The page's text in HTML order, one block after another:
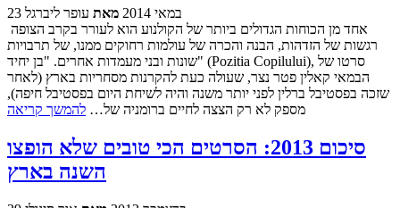
23 במאי 2014 מאת עופר ליברגל
רגשות של הזדהות, הבנה והכרה של עולמות רחוקים ממנו, של תרבויות
שונות ובני מעמדות אחרים. "בן יחיד" (Pozitia Copilului), סרטו של
הבמאי קאלין פטר נצר, שעולה כעת להקרנות מסחריות בארץ (לאחר
שזכה בפסטיבל ברלין לפני יותר משנה והיה לשיחת היום בפסטיבל חיפה),
מספק לא רק הצצה לחיים ברומניה של… להמשך קריאה
סיכום 2013: הסרטים הכי טובים שלא הופצו
השנה בארץ